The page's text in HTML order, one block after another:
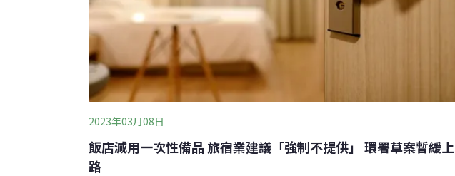
2023年03月08日
飯店減用一次性備品 旅宿業建議「強制不提供」 環署草案暫緩上
路